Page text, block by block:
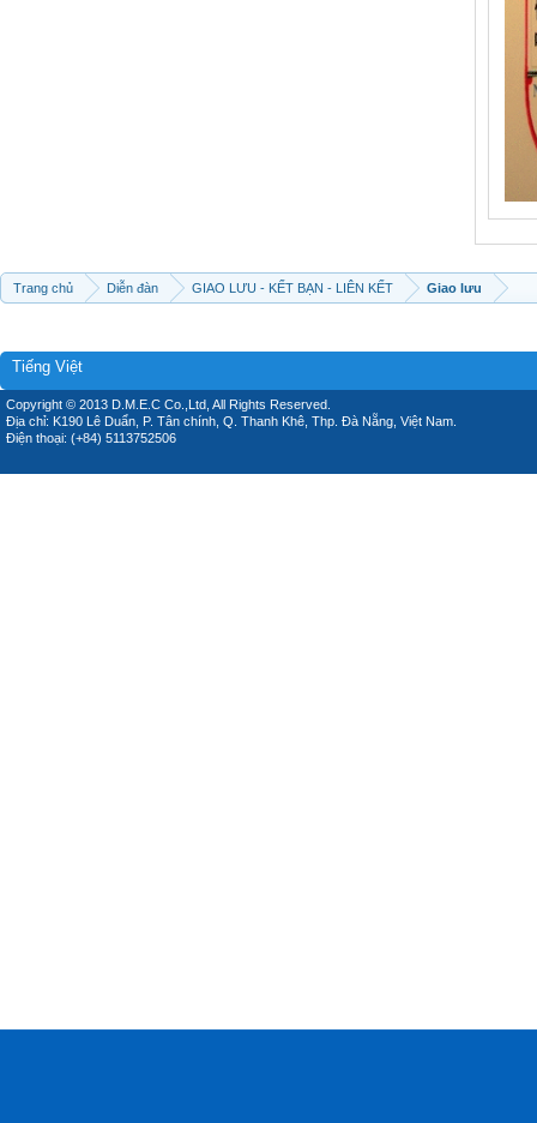
Trang chủ Diễn đàn GIAO LƯU - KẾT BẠN - LIÊN KẾT Giao lưu
Tiếng Việt
Copyright © 2013 D.M.E.C Co.,Ltd, All Rights Reserved.
Địa chỉ: K190 Lê Duẩn, P. Tân chính, Q. Thanh Khê, Thp. Đà Nẵng, Việt Nam.
Điện thoại: (+84) 5113752506